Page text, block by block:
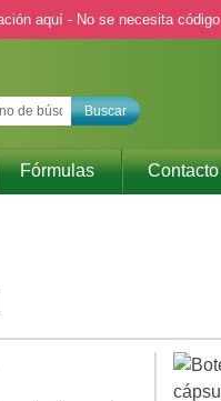
aquí - No se necesita código
Buscar
Fórmulas Contacto